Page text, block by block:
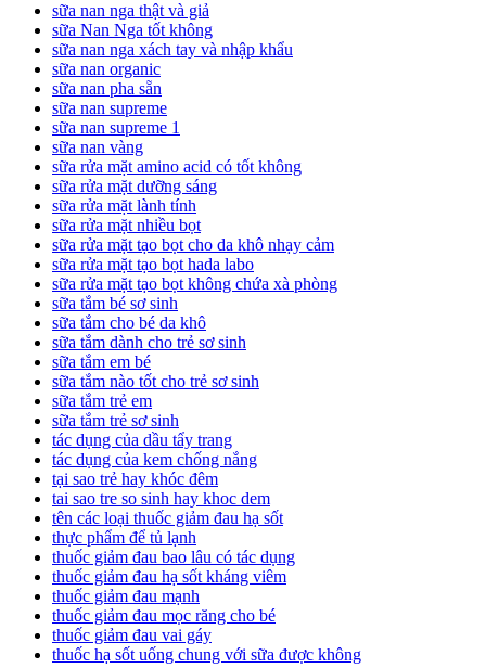
sữa nan nga thật và giả
sữa Nan Nga tốt không
sữa nan nga xách tay và nhập khẩu
sữa nan organic
sữa nan pha sẵn
sữa nan supreme
sữa nan supreme 1
sữa nan vàng
sữa rửa mặt amino acid có tốt không
sữa rửa mặt dưỡng sáng
sữa rửa mặt lành tính
sữa rửa mặt nhiều bọt
sữa rửa mặt tạo bọt cho da khô nhạy cảm
sữa rửa mặt tạo bọt hada labo
sữa rửa mặt tạo bọt không chứa xà phòng
sữa tắm bé sơ sinh
sữa tắm cho bé da khô
sữa tắm dành cho trẻ sơ sinh
sữa tắm em bé
sữa tắm nào tốt cho trẻ sơ sinh
sữa tắm trẻ em
sữa tắm trẻ sơ sinh
tác dụng của dầu tẩy trang
tác dụng của kem chống nắng
tại sao trẻ hay khóc đêm
tai sao tre so sinh hay khoc dem
tên các loại thuốc giảm đau hạ sốt
thực phẩm để tủ lạnh
thuốc giảm đau bao lâu có tác dụng
thuốc giảm đau hạ sốt kháng viêm
thuốc giảm đau mạnh
thuốc giảm đau mọc răng cho bé
thuốc giảm đau vai gáy
thuốc hạ sốt uống chung với sữa được không